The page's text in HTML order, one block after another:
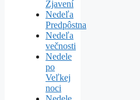
Zjavení
Nedeľa
Predpôstna
Nedeľa
večnosti
Nedele
po
Veľkej
noci